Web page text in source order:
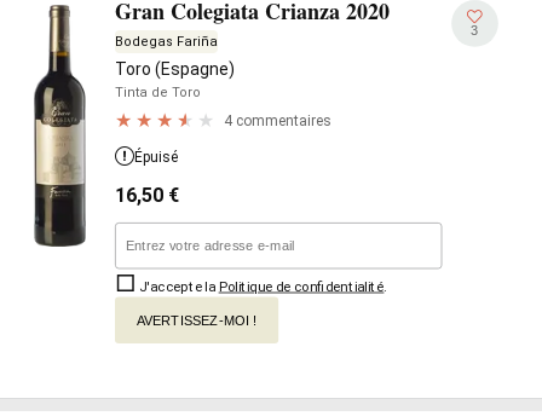
Gran Colegiata Crianza 2020
Bodegas Fariña
Toro (Espagne)
Tinta de Toro
4 commentaires
3
Épuisé
16,50 €
J'accepte la Politique de confidentialité
AVERTISSEZ-MOI !